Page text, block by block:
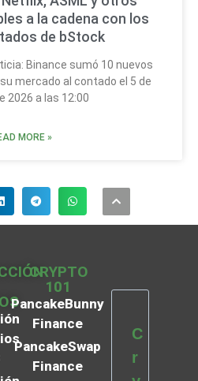
a la cadena con los
de bStock
Binance sumó 10 nuevos
mercado al contado el 5 de
2026 a las 12:00
MORE »
CRYPTO
101
PancakeBunny
Finance
PancakeSwap
Finance
C
r